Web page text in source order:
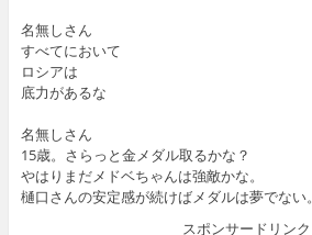
名無しさん
すべてにおいて
ロシアは
底力があるな
名無しさん
15歳。さらっと金メダル取るかな？
やはりまだメドベちゃんは強敵かな。
樋口さんの安定感が続けばメダルは夢でない。
スポンサードリンク